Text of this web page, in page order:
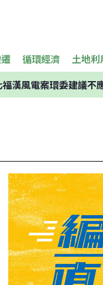
循環經濟 土地利
漢風電案環委建議不